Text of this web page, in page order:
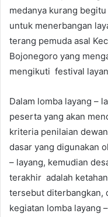
medanya kurang
untuk menerbangan
terang pemuda asal
Bojonegoro yang
mengikuti festival
Dalam lomba layang –
peserta yang akan
kriteria penilaian
dasar yang digunakan
– layang, kemudian
terakhir adalah
tersebut diterbangkan,
kegiatan lomba layang